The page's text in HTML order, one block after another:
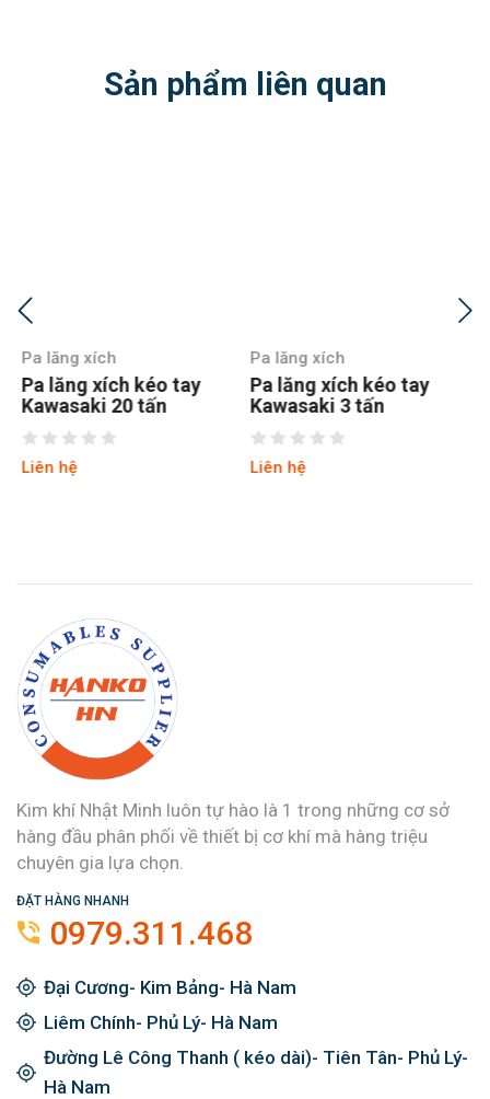
Sản phẩm liên quan
Pa lăng xích
Pa lăng xích kéo tay
Kawasaki 3 tấn
Liên hệ
Pa lăng xích
Pa lăng xích kéo tay
Kawasaki 5 tấn
Liên hệ
Kim khí Nhật Minh luôn tự hào là 1 trong những cơ sở
hàng đầu phân phối về thiết bị cơ khí mà hàng triệu
chuyên gia lựa chọn.
ĐẶT HÀNG NHANH
0979.311.468
Đại Cương- Kim Bảng- Hà Nam
Liêm Chính- Phủ Lý- Hà Nam
Đường Lê Công Thanh ( kéo dài)- Tiên Tân- Phủ Lý-
Hà Nam